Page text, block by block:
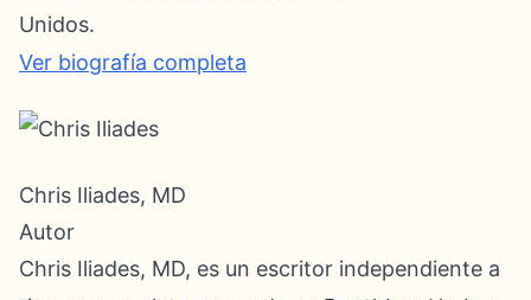
Unidos.
Ver biografía completa
Chris Iliades, MD
Autor
Chris Iliades, MD, es un escritor independiente a